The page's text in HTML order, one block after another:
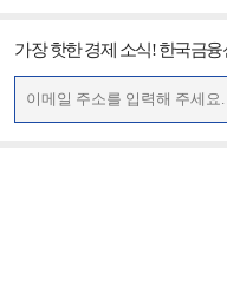
가장 핫한 경제 소식! 한국금융